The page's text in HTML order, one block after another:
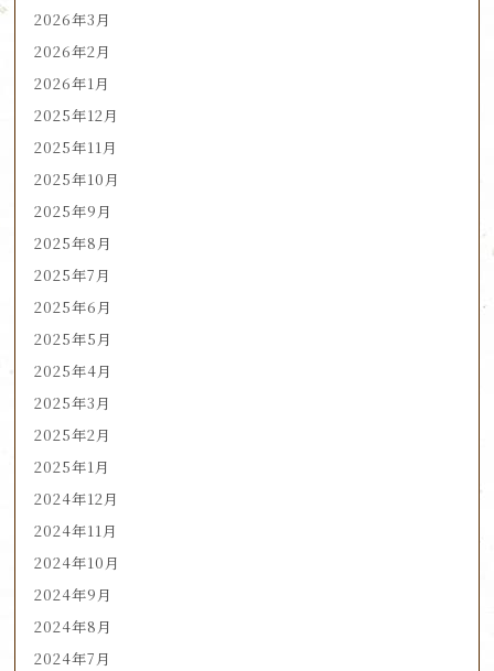
2026年3月
2026年2月
2026年1月
2025年12月
2025年11月
2025年10月
2025年9月
2025年8月
2025年7月
2025年6月
2025年5月
2025年4月
2025年3月
2025年2月
2025年1月
2024年12月
2024年11月
2024年10月
2024年9月
2024年8月
2024年7月